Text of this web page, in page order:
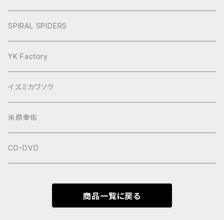
ヨースケNIGHT
SPIRAL SPIDERS
YK Factory
イズミカワソラ
米原幸佑
CD・DVD
商品一覧に戻る